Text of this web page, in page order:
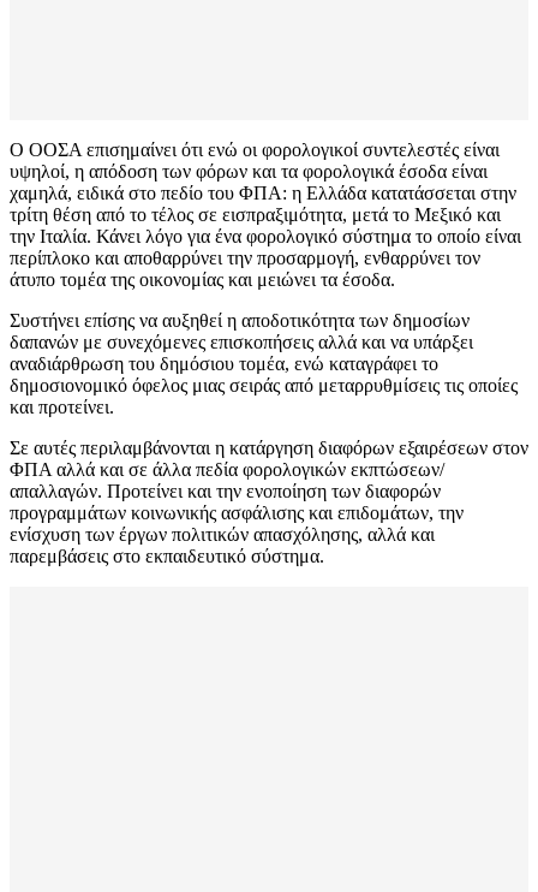
Ο ΟΟΣΑ επισημαίνει ότι ενώ οι φορολογικοί συντελεστές είναι
υψηλοί, η απόδοση των φόρων και τα φορολογικά έσοδα είναι
χαμηλά, ειδικά στο πεδίο του ΦΠΑ: η Ελλάδα κατατάσσεται στην
τρίτη θέση από το τέλος σε εισπραξιμότητα, μετά το Μεξικό και
την Ιταλία. Κάνει λόγο για ένα φορολογικό σύστημα το οποίο είναι
περίπλοκο και αποθαρρύνει την προσαρμογή, ενθαρρύνει τον
άτυπο τομέα της οικονομίας και μειώνει τα έσοδα.
Συστήνει επίσης να αυξηθεί η αποδοτικότητα των δημοσίων
δαπανών με συνεχόμενες επισκοπήσεις αλλά και να υπάρξει
αναδιάρθρωση του δημόσιου τομέα, ενώ καταγράφει το
δημοσιονομικό όφελος μιας σειράς από μεταρρυθμίσεις τις οποίες
και προτείνει.
Σε αυτές περιλαμβάνονται η κατάργηση διαφόρων εξαιρέσεων στον
ΦΠΑ αλλά και σε άλλα πεδία φορολογικών εκπτώσεων/
απαλλαγών. Προτείνει και την ενοποίηση των διαφορών
προγραμμάτων κοινωνικής ασφάλισης και επιδομάτων, την
ενίσχυση των έργων πολιτικών απασχόλησης, αλλά και
παρεμβάσεις στο εκπαιδευτικό σύστημα.